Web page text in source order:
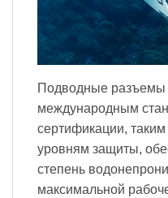
Подводные разъемы
международным
сертификации,
уровням защиты,
степень
максимальной